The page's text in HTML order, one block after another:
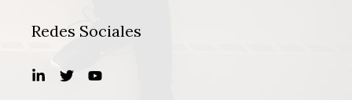
Redes Sociales